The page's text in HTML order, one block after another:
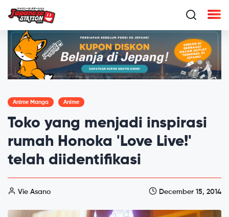
Anime Manga Anime
Toko yang menjadi inspirasi
rumah Honoka 'Love Live!'
telah diidentifikasi
Vie Asano December 15, 2014